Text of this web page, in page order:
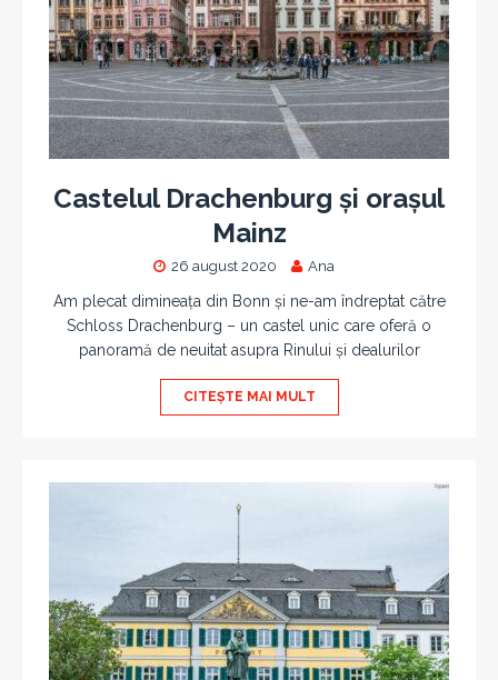
Castelul Drachenburg și orașul
Mainz
26 august 2020 Ana
Am plecat dimineața din Bonn și ne-am îndreptat către
Schloss Drachenburg – un castel unic care oferă o
panoramă de neuitat asupra Rinului și dealurilor
CITEȘTE MAI MULT